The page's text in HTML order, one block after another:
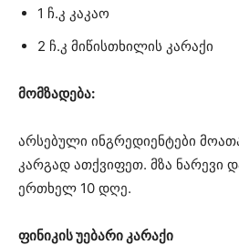
1 ჩ.კ კაკაო
2 ჩ.კ მიწისთხილის კარაქი
მომზადება:
არსებული ინგრედიენტები
კარგად ათქვიფეთ. მზა ნარევი
ერთხელ 10 დღე.
ფინიკის უებარი კარაქი